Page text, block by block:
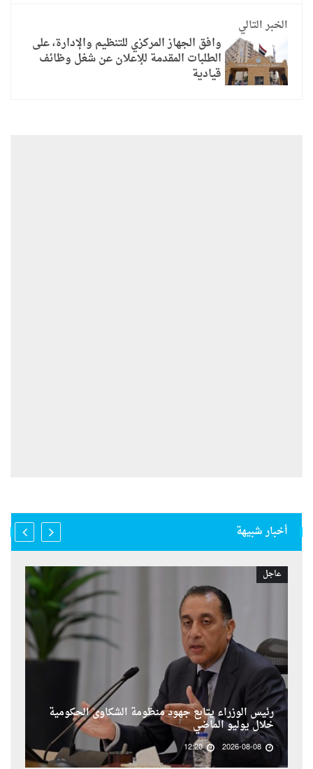
الخبر التالي
وافق الجهاز المركزي للتنظيم والإدارة، على
الطلبات المقدمة للإعلان عن شغل وظائف
قيادية
أخبار شبيهة
عاجل
رئيس الوزراء يتابع جهود منظومة الشكاوى الحكومية
خلال يوليو الماضي
2026-08-08
12:20